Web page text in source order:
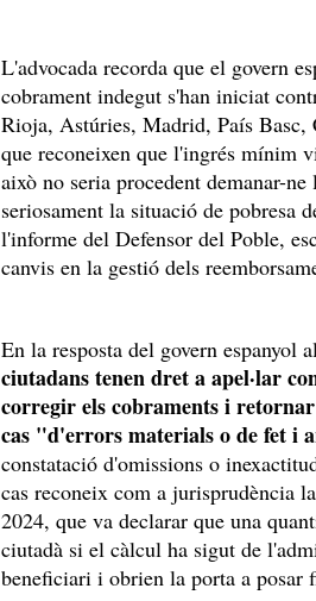
L'advocada recorda que el govern
cobrament indegut s'han iniciat
Rioja, Astúries, Madrid, País
que reconeixen que l'ingrés mínim
això no seria procedent demanar-
seriosament la situació de pobresa
l'informe del Defensor del Poble,
canvis en la gestió dels
En la resposta del govern espanyol
ciutadans tenen dret a apel·lar
corregir els cobraments i
cas "d'errors materials o de fet i
constatació d'omissions o
cas reconeix com a jurisprudència
2024, que va declarar que una
ciutadà si el càlcul ha sigut de
beneficiari i obrien la porta a posar